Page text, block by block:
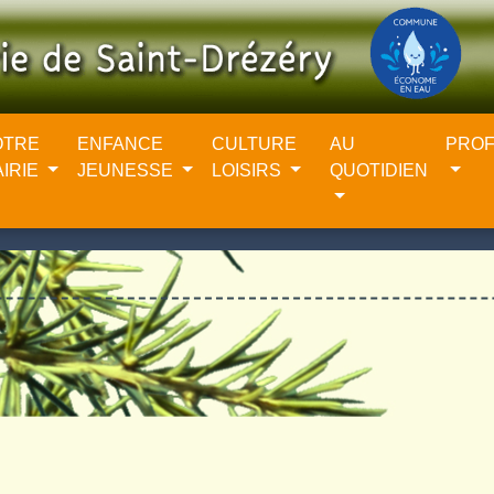
ENFANCE
JEUNESSE
CULTURE
LOISIRS
AU
QUOTIDIEN